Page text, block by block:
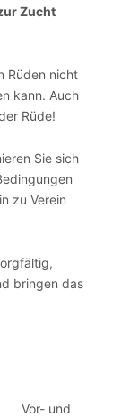
Zucht
Rüden nicht
kann. Auch
Rüde!
Sie sich
zu Verein
bringen das
und